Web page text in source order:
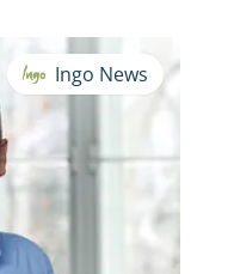
Ingo News